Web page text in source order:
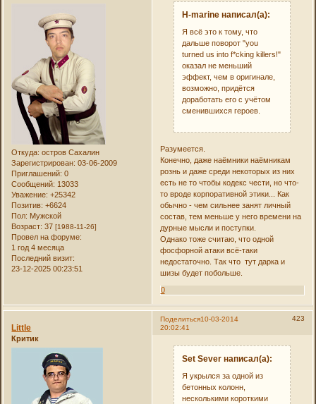
Откуда: остров Сахалин
Зарегистрирован: 03-06-2009
Приглашений: 0
Сообщений: 13033
Уважение: +25342
Позитив: +6624
Пол: Мужской
Возраст: 37[1988-11-26]
Провел на форуме:
1 год 4 месяца
Последний визит:
23-12-2025 00:23:51
H-marine написал(а):
Я всё это к тому, что
дальше поворот "you
turned us into f*cking killers!"
оказал не меньший
эффект, чем в оригинале,
возможно, придётся
доработать его с учётом
сменившихся героев.
Разумеется.
Конечно, даже наёмники наёмникам
рознь и даже среди некоторых из них
есть не то чтобы кодекс чести, но что-
то вроде корпоративной этики... Как
обычно - чем сильнее занят личный
состав, тем меньше у него времени на
дурные мысли и поступки.
Однако тоже считаю, что одной
фосфорной атаки всё-таки
недостаточно. Так что тут дарка и
шизы будет побольше.
0
Поделиться 423
10-03-2014
20:02:41
Little
Критик
Set Sever написал(а):
Я укрылся за одной из
бетонных колонн,
несколькими короткими